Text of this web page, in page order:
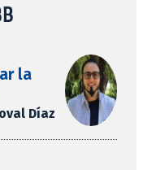
la
Díaz